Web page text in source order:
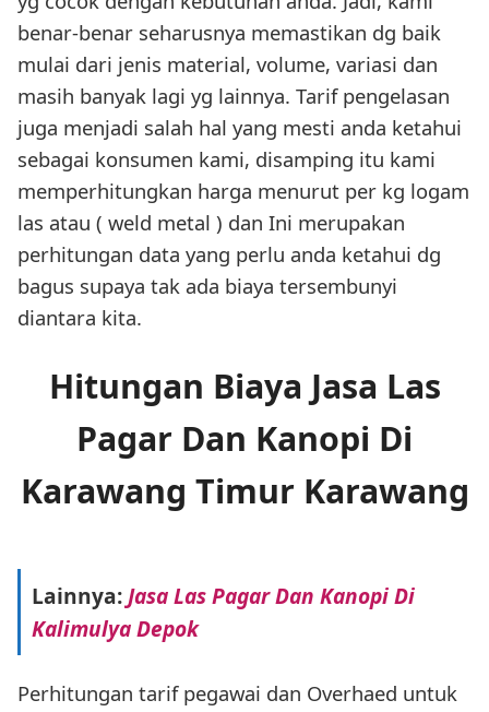
benar-benar seharusnya memastikan dg baik
mulai dari jenis material, volume, variasi dan
masih banyak lagi yg lainnya. Tarif pengelasan
juga menjadi salah hal yang mesti anda ketahui
sebagai konsumen kami, disamping itu kami
memperhitungkan harga menurut per kg logam
las atau ( weld metal ) dan Ini merupakan
perhitungan data yang perlu anda ketahui dg
bagus supaya tak ada biaya tersembunyi
diantara kita.
Hitungan Biaya Jasa Las
Pagar Dan Kanopi Di
Karawang Timur Karawang
Lainnya:Jasa Las Pagar Dan Kanopi Di
Kalimulya Depok
Perhitungan tarif pegawai dan Overhaed untuk